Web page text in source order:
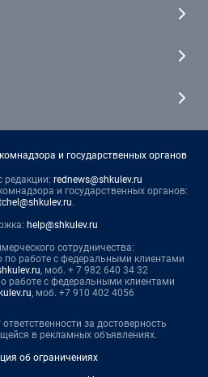
и государственных органов
редакции: rednews@shkulev.ru
и государственных органов:
.
help@shkulev.ru
сотрудничества:
работе с федеральными клиентами
, моб. + 7 982 640 34 32
работе с федеральными клиентами
, моб. +7 910 402 4056
за достоверность
в рекламных объявлениях.
об ограничениях